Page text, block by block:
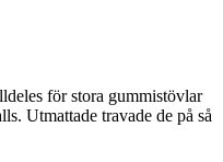
för stora gummistövlar
Utmattade travade de på så